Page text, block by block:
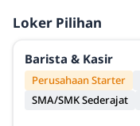
Loker Pilihan
Barista & Kasir
Perusahaan Starter
SMA/SMK Sederajat